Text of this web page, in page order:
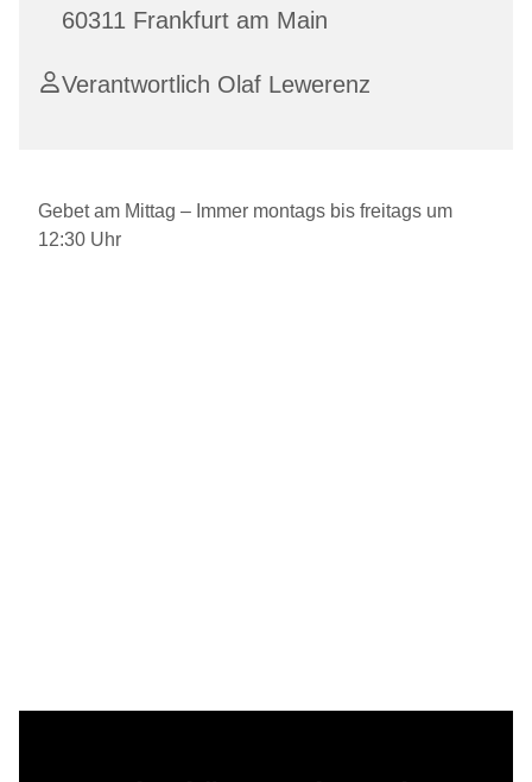
60311 Frankfurt am Main
Verantwortlich Olaf Lewerenz
Gebet am Mittag – Immer montags bis freitags um
12:30 Uhr